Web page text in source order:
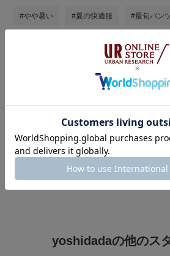
#やや暑い #夏の快適服 #最旬パン
#休日スタ
#シャツスタイル #シャツ着こなし術
#春夏コーデ
yoshidadaの他のス